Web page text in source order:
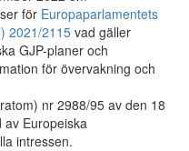
för Europaparlamentets
2021/2115 vad gäller
GJP-planer och
för övervakning och
nr 2988/95 av den 18
av Europeiska
intressen.